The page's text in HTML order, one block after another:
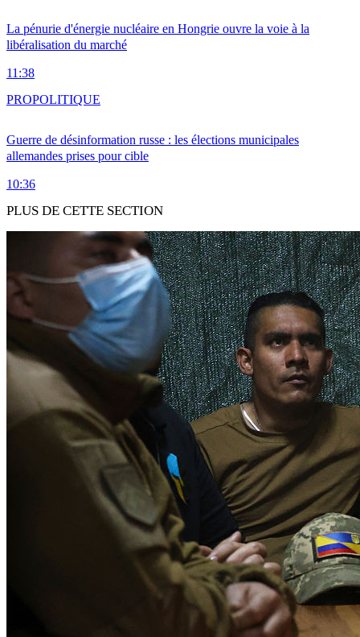
La pénurie d'énergie nucléaire en Hongrie ouvre la voie à la
libéralisation du marché
11:38
Guerre de désinformation russe : les élections municipales
allemandes prises pour cible
10:36
PROPOLITIQUE
PLUS DE CETTE SECTION